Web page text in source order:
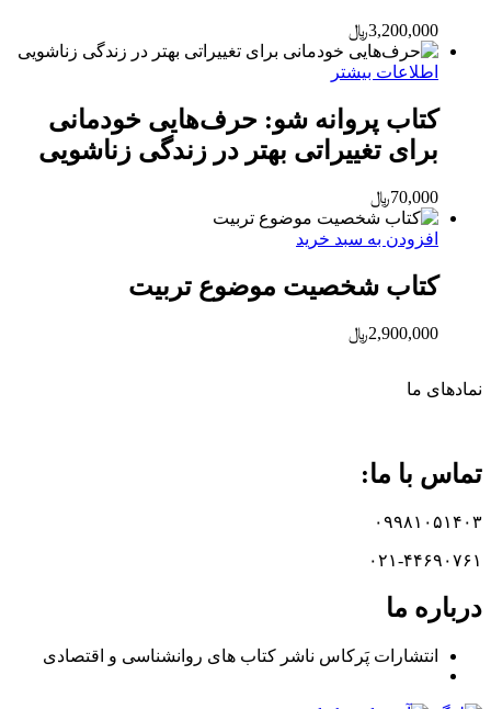
3,200,000﷼
اطلاعات بیشتر
کتاب پروانه شو: حرف‌هایی خودمانی
برای تغییراتی بهتر در زندگی زناشویی
70,000﷼
افزودن به سبد خرید
کتاب شخصیت موضوع تربیت
2,900,000﷼
نماد‌های ما
تماس با ما:
۰۹۹۸۱۰۵۱۴۰۳
۰۲۱-۴۴۶۹۰۷۶۱
درباره ما
انتشارات پَرکاس ناشر کتاب های روانشناسی و اقتصادی